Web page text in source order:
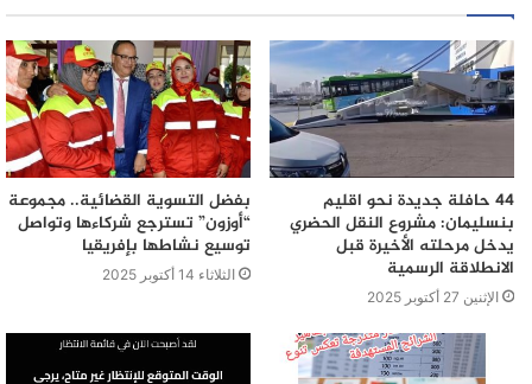
44 حافلة جديدة نحو اقليم
بنسليمان: مشروع النقل الحضري
يدخل مرحلته الأخيرة قبل
الانطلاقة الرسمية
الإثنين 27 أكتوبر 2025
بفضل التسوية القضائية.. مجموعة
“أوزون” تسترجع شركاءها وتواصل
توسيع نشاطها بإفريقيا
الثلاثاء 14 أكتوبر 2025